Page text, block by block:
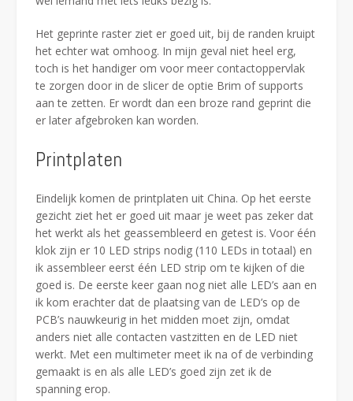
Het geprinte raster ziet er goed uit, bij de randen kruipt
het echter wat omhoog. In mijn geval niet heel erg,
toch is het handiger om voor meer contactoppervlak
te zorgen door in de slicer de optie Brim of supports
aan te zetten. Er wordt dan een broze rand geprint die
er later afgebroken kan worden.
Printplaten
Eindelijk komen de printplaten uit China. Op het eerste
gezicht ziet het er goed uit maar je weet pas zeker dat
het werkt als het geassembleerd en getest is. Voor één
klok zijn er 10 LED strips nodig (110 LEDs in totaal) en
ik assembleer eerst één LED strip om te kijken of die
goed is. De eerste keer gaan nog niet alle LED’s aan en
ik kom erachter dat de plaatsing van de LED’s op de
PCB’s nauwkeurig in het midden moet zijn, omdat
anders niet alle contacten vastzitten en de LED niet
werkt. Met een multimeter meet ik na of de verbinding
gemaakt is en als alle LED’s goed zijn zet ik de
spanning erop.